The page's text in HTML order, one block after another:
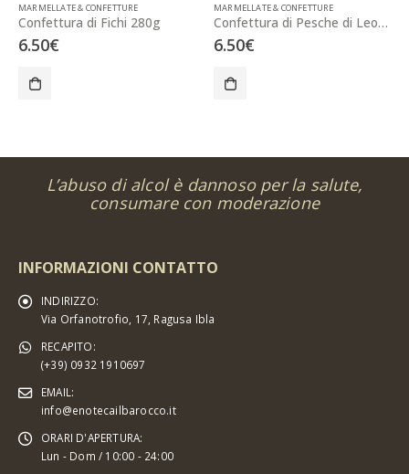
MARMELLATE & CONFETTURE
Confettura di Fichi 280g
6.50€
MARMELLATE & CONFETTURE
Confettura di Pesche di Leonforte 280g
6.50€
L’abuso di alcol è dannoso per la salute,
consumare con moderazione
INFORMAZIONI CONTATTO
INDIRIZZO:
Via Orfanotrofio, 17, Ragusa Ibla
RECAPITO:
(+39) 0932 1910697
EMAIL:
info@enotecailbarocco.it
ORARI D'APERTURA:
Lun - Dom / 10:00 - 24:00